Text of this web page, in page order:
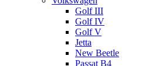
Golf III
Golf IV
Golf V
Jetta
New Beetle
Passat B4